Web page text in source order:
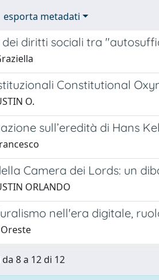
esporta metadati
diritti sociali tra
Constitutional
O.
sull’eredità di Hans
Camera dei Lords: un
ORLANDO
nell'era digitale,
8 a 12 di 12